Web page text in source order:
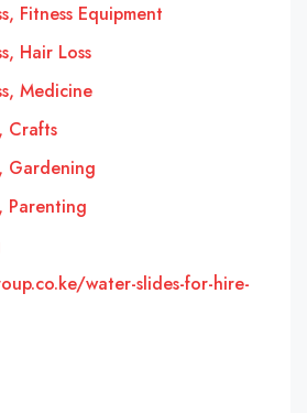
Fitness Equipment
Hair Loss
Medicine
Crafts
Gardening
Parenting
water-slides-for-hire-